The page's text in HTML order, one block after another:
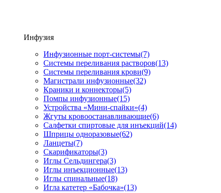
Инфузия
Инфузионные порт-системы(7)
Системы переливания растворов(13)
Системы переливания крови(9)
Магистрали инфузионные(32)
Краники и коннекторы(5)
Помпы инфузионные(15)
Устройства «Мини-спайки»(4)
Жгуты кровоостанавливающие(6)
Салфетки спиртовые для инъекций(14)
Шприцы одноразовые(62)
Ланцеты(7)
Скарификаторы(3)
Иглы Сельдингера(3)
Иглы инъекционные(13)
Иглы спинальные(18)
Игла катетер «Бабочка»(13)